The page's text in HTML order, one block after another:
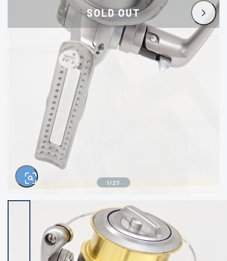
イシグロ岐阜店
イシグロ高林店
イシグロ西尾店
イシグロ三河安城店
イシグロ岡崎大樹寺店
イシグロ半田店
イシグロ岡崎若松店
イシグロ焼津店
イシグロ掛川店
イシグロ沼津店
イシグロ豊川店
イシグロ磐田店
イシグロ富士店
D
著しく状態が悪いが使用はで
きるもの、改造品も含む
※ルアー、エギ、雑品、その他につきましては
SOLD OUT
1 /27